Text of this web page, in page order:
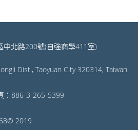
北路200號(自強商學411室)
Dist., Taoyuan City 320314, Taiwan
：886-3-265-5399
2019